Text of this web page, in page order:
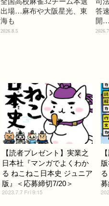
出場…麻布や大阪星光、東
海も
2026.8.5
答
開
【読者プレゼント】実業之
日本社『マンガでよくわか
る ねこねこ日本史 ジュニア
版』＜応募締切7/20＞
2023.7.7 Fri 9:15
募